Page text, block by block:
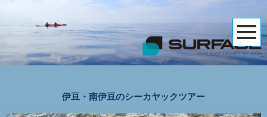
伊豆・南伊豆のシーカヤックツアー